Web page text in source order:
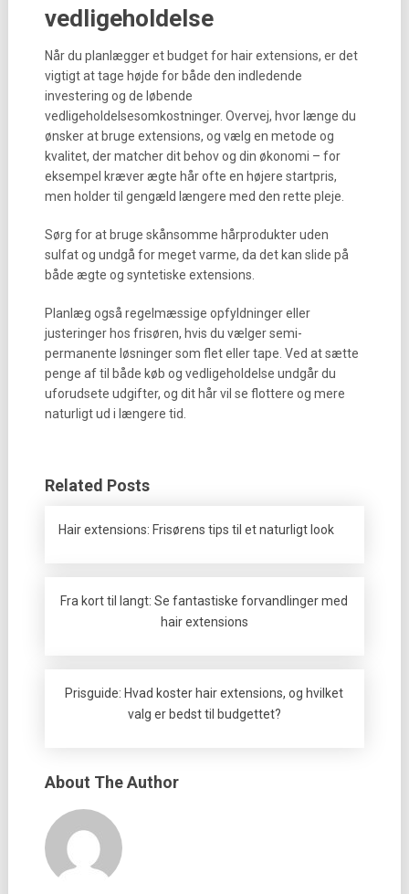
vedligeholdelse
Når du planlægger et budget for hair extensions, er det
vigtigt at tage højde for både den indledende
investering og de løbende
vedligeholdelsesomkostninger. Overvej, hvor længe du
ønsker at bruge extensions, og vælg en metode og
kvalitet, der matcher dit behov og din økonomi – for
eksempel kræver ægte hår ofte en højere startpris,
men holder til gengæld længere med den rette pleje.
Sørg for at bruge skånsomme hårprodukter uden
sulfat og undgå for meget varme, da det kan slide på
både ægte og syntetiske extensions.
Planlæg også regelmæssige opfyldninger eller
justeringer hos frisøren, hvis du vælger semi-
permanente løsninger som flet eller tape. Ved at sætte
penge af til både køb og vedligeholdelse undgår du
uforudsete udgifter, og dit hår vil se flottere og mere
naturligt ud i længere tid.
Related Posts
Hair extensions: Frisørens tips til et naturligt look
Fra kort til langt: Se fantastiske forvandlinger med
hair extensions
Prisguide: Hvad koster hair extensions, og hvilket
valg er bedst til budgettet?
About The Author